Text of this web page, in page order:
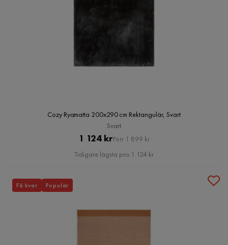
Cozy Ryamatta 200x290 cm Rektangulär, Svart
Svart
Pris
1 124 krOriginal
Pris
Förr 1 899 kr
Tidigare lägsta pris 1 124 kr
Få kvar Populär